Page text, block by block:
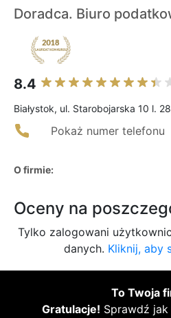
Doradca. Biuro
8.4
Białystok, ul. Starobojarska 10 l. 28
Pokaż numer telefonu
O firmie:
Oceny na
Tylko zalogowani
danych. Kliknij, aby
To Twoja
Gratulacje! Sprawdź jak